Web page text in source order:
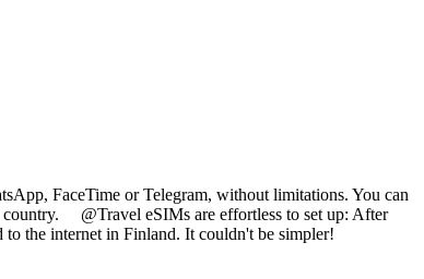
FaceTime or Telegram, without limitations. You can
country. @Travel eSIMs are effortless to set up: After
the internet in Finland. It couldn't be simpler!